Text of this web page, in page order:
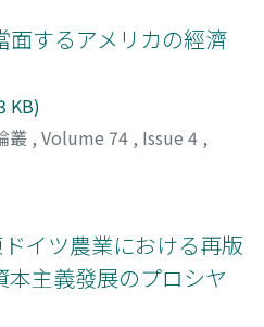
面するアメリカの經濟
KB)
叢 , Volume 74 , Issue 4 ,
イツ農業における再版
主義發展のプロシヤ